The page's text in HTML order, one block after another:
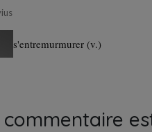
s'entremurmurer (v.)